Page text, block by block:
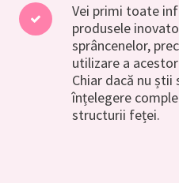
Vei primi toate
produsele
sprâncenelor,
utilizare a
Chiar dacă nu știi
înțelegere
structurii feței.